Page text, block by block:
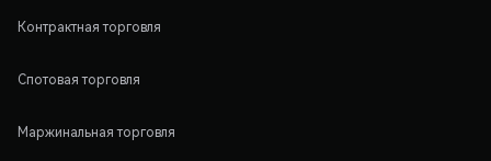
Контрактная торговля
Спотовая торговля
Маржинальная торговля